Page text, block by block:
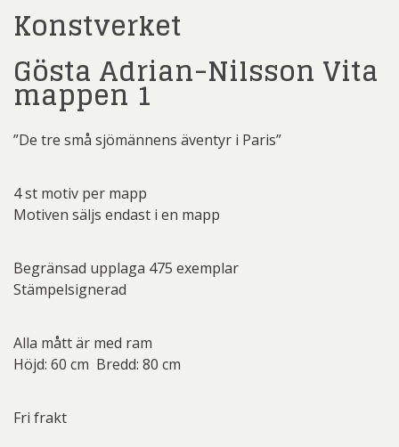
Konstverket
Gösta Adrian-Nilsson Vita
mappen 1
”De tre små sjömännens äventyr i Paris”
4 st motiv per mapp
Motiven säljs endast i en mapp
Begränsad upplaga 475 exemplar
Stämpelsignerad
Alla mått är med ram
Höjd: 60 cm Bredd: 80 cm
Fri frakt